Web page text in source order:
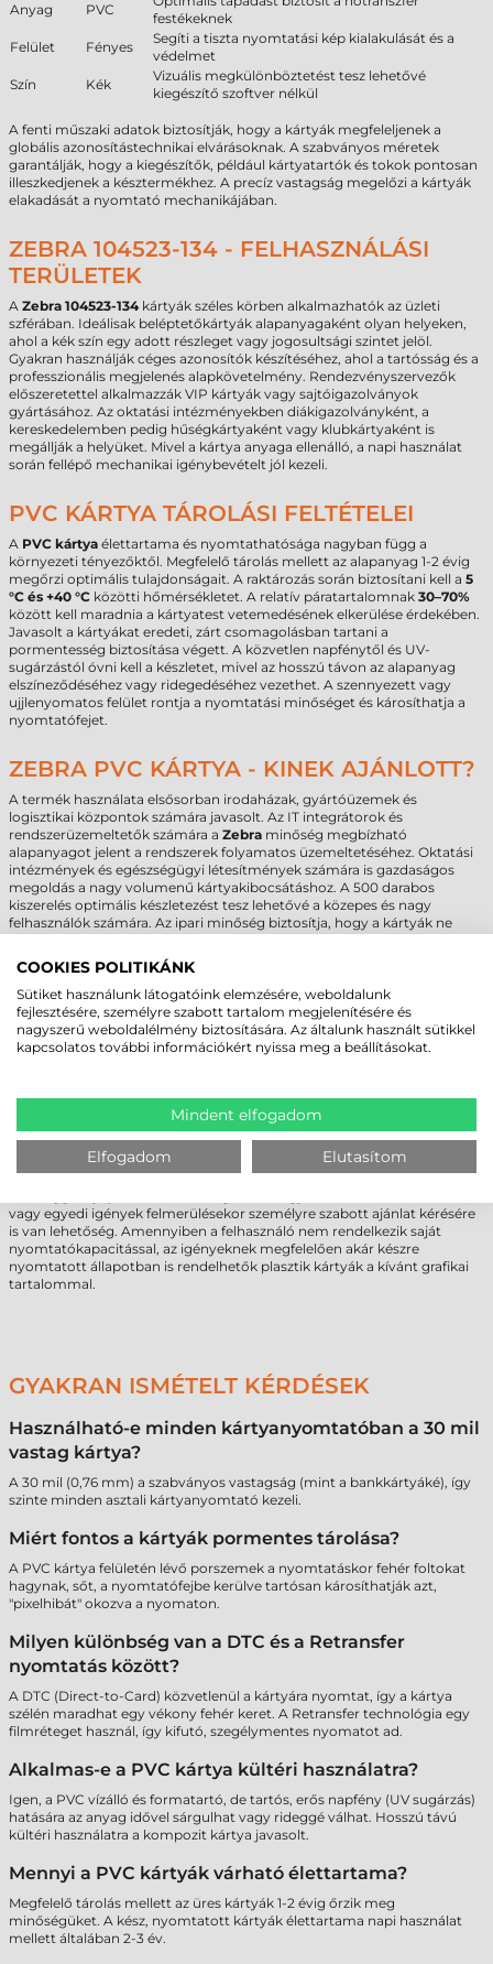
Anyag PVC
festékeknek
Felület
Fényes
Segíti a tiszta nyomtatási kép kialakulását és a
védelmet
Szín
Kék
Vizuális megkülönböztetést tesz lehetővé
kiegészítő szoftver nélkül
A fenti műszaki adatok biztosítják, hogy a kártyák megfeleljenek a
globális azonosítástechnikai elvárásoknak. A szabványos méretek
garantálják, hogy a kiegészítők, például kártyatartók és tokok pontosan
illeszkedjenek a késztermékhez. A precíz vastagság megelőzi a kártyák
elakadását a nyomtató mechanikájában.
ZEBRA 104523-134 - FELHASZNÁLÁSI
TERÜLETEK
A Zebra 104523-134kártyák széles körben alkalmazhatók az üzleti
szférában. Ideálisak beléptetőkártyák alapanyagaként olyan helyeken,
ahol a kék szín egy adott részleget vagy jogosultsági szintet jelöl.
Gyakran használják céges azonosítók készítéséhez, ahol a tartósság és a
professzionális megjelenés alapkövetelmény. Rendezvényszervezők
előszeretettel alkalmazzák VIP kártyák vagy sajtóigazolványok
gyártásához. Az oktatási intézményekben diákigazolványként, a
kereskedelemben pedig hűségkártyaként vagy klubkártyaként is
megállják a helyüket. Mivel a kártya anyaga ellenálló, a napi használat
során fellépő mechanikai igénybevételt jól kezeli.
PVC KÁRTYA TÁROLÁSI FELTÉTELEI
A PVC kártya élettartama és nyomtathatósága nagyban függ a
környezeti tényezőktől. Megfelelő tárolás mellett az alapanyag 1-2 évig
megőrzi optimális tulajdonságait. A raktározás során biztosítani kell a 5
°C és +40 °C közötti hőmérsékletet. A relatív páratartalomnak 30–70%
között kell maradnia a kártyatest vetemedésének elkerülése érdekében.
Javasolt a kártyákat eredeti, zárt csomagolásban tartani a
pormentesség biztosítása végett. A közvetlen napfénytől és UV-
sugárzástól óvni kell a készletet, mivel az hosszú távon az alapanyag
elszíneződéséhez vagy ridegedéséhez vezethet. A szennyezett vagy
ujjlenyomatos felület rontja a nyomtatási minőséget és károsíthatja a
nyomtatófejet.
ZEBRA PVC KÁRTYA - KINEK AJÁNLOTT?
A termék használata elsősorban irodaházak, gyártóüzemek és
logisztikai központok számára javasolt. Az IT integrátorok és
rendszerüzemeltetők számára a Zebra minőség megbízható
alapanyagot jelent a rendszerek folyamatos üzemeltetéséhez. Oktatási
intézmények és egészségügyi létesítmények számára is gazdaságos
megoldás a nagy volumenű kártyakibocsátáshoz. A 500 darabos
kiszerelés optimális készletezést tesz lehetővé a közepes és nagy
felhasználók számára. Az ipari minőség biztosítja, hogy a kártyák ne
NEM BIZTOS BENNE, MELYIK ZEBRA PVC
KÁRTYA AZ IDEÁLIS?
A megfelelő azonosító eszköz kiválasztása összetett feladat, amely során
kártya színe és vastagsága is meghatározó a hosszú távú
használhatóság szempontjából. A különbözőPVC plasztik kártya
megoldások eltérő tulajdonságokkal rendelkezhetnek, ezért a döntés
előtt javasolt a műszaki specifikációk alapos áttekintése.
Szakmai kérdés vagy egyedi rendszerigény esetén az értékesítő csapat
vagy egyedi igények felmerülésekor személyre szabott ajánlat kérésére
is van lehetőség. Amennyiben a felhasználó nem rendelkezik saját
nyomtatókapacitással, az igényeknek megfelelően akár készre
nyomtatott állapotban is rendelhetők plasztik kártyák a kívánt grafikai
tartalommal.
GYAKRAN ISMÉTELT KÉRDÉSEK
Használható-e minden kártyanyomtatóban a 30 mil
vastag kártya?
A 30 mil (0,76 mm) a szabványos vastagság (mint a bankkártyáké), így
szinte minden asztali kártyanyomtató kezeli.
Miért fontos a kártyák pormentes tárolása?
A PVC kártya felületén lévő porszemek a nyomtatáskor fehér foltokat
hagynak, sőt, a nyomtatófejbe kerülve tartósan károsíthatják azt,
"pixelhibát" okozva a nyomaton.
Milyen különbség van a DTC és a Retransfer
nyomtatás között?
A DTC (Direct-to-Card) közvetlenül a kártyára nyomtat, így a kártya
szélén maradhat egy vékony fehér keret. A Retransfer technológia egy
filmréteget használ, így kifutó, szegélymentes nyomatot ad.
Alkalmas-e a PVC kártya kültéri használatra?
Igen, a PVC vízálló és formatartó, de tartós, erős napfény (UV sugárzás)
hatására az anyag idővel sárgulhat vagy rideggé válhat. Hosszú távú
kültéri használatra a kompozit kártya javasolt.
Mennyi a PVC kártyák várható élettartama?
Megfelelő tárolás mellett az üres kártyák 1-2 évig őrzik meg
minőségüket. A kész, nyomtatott kártyák élettartama napi használat
mellett általában 2-3 év.
COOKIES POLITIKÁNK
Sütiket használunk látogatóink elemzésére, weboldalunk
fejlesztésére, személyre szabott tartalom megjelenítésére és
nagyszerű weboldalélmény biztosítására. Az általunk használt sütikkel
kapcsolatos további információkért nyissa meg a beállításokat.
Mindent elfogadom
Elfogadom Elutasítom